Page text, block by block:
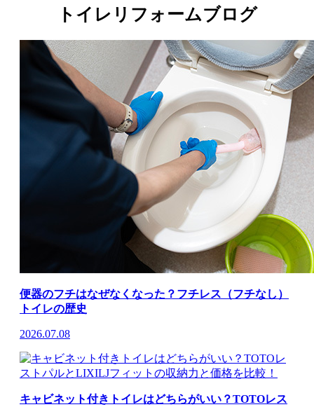
トイレリフォームブログ
便器のフチはなぜなくなった？フチレス（フチなし）
トイレの歴史
2026.07.08
キャビネット付きトイレはどちらがいい？TOTOレス